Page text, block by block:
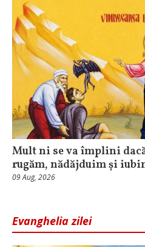
Mult ni se va împlini
rugăm, nădăjduim și
09 Aug, 2026
Evanghelia zilei